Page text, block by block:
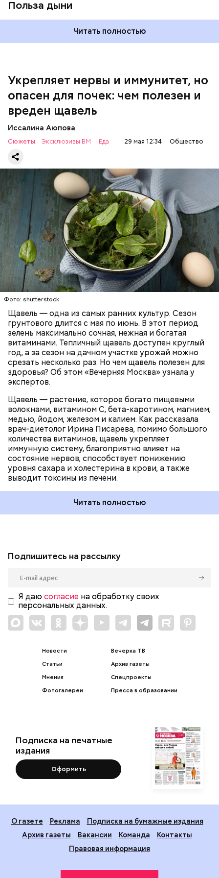
Польза дыни
Читать полностью
Укрепляет нервы и иммунитет, но
опасен для почек: чем полезен и
вреден щавель
Иссалина Аюпова
Сюжеты: Эксклюзивы ВМ Еда 29 мая 12:34 Общество
Фото: shutterstock
Щавель — одна из самых ранних культур. Сезон
грунтового длится с мая по июнь. В этот период
зелень максимально сочная, нежная и богатая
витаминами. Тепличный щавель доступен круглый
год, а за сезон на дачном участке урожай можно
срезать несколько раз. Но чем щавель полезен для
здоровья? Об этом «Вечерняя Москва» узнала у
экспертов.
Щавель — растение, которое богато пищевыми
волокнами, витамином С, бета-каротином, магнием,
медью, йодом, железом и калием. Как рассказала
врач-диетолог Ирина Писарева, помимо большого
количества витаминов, щавель укрепляет
иммунную систему, благоприятно влияет на
состояние нервов, способствует понижению
уровня сахара и холестерина в крови, а также
выводит токсины из печени.
Опасность же щавеля состоит в том, что он
содержит большое количество щавелевой кислоты,
которая может способствовать образованию
— Если человек уже болеет мочекаменной
болезнью, щавель ему не рекомендуется. При
артрите, гастрите, холецистите, синдроме
раздраженного кишечника, язвах и панкреатите
продукт тоже лучше исключить из рациона, —
предупредила врач. — Он может привести к
повышению кислотности желудка и раздражать
слизистые оболочки.
Читать полностью
ЗДОРОВЬЕ ВРАЧИ
РАСТЕНИЯ
ПРОДУКТЫ
Подпишитесь на рассылку
Я даю согласие на обработку своих
персональных данных.
Новости
Статьи
Мнения
Фотогалереи
Вечерка ТВ
Архив газеты
Спецпроекты
Пресса в образовании
Подписка на печатные
издания
Оформить
О газете Реклама
Подписка на бумажные издания
Архив газеты
Вакансии Команда
Контакты
Правовая информация